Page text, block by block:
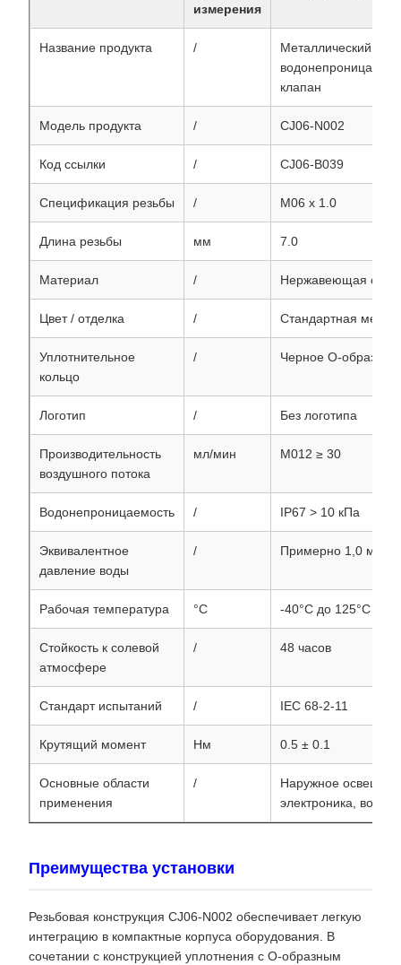
измерения
Название продукта /
Металлический
клапан
Модель продукта / CJ06-N002
Код ссылки / CJ06-B039
Спецификация резьбы / M06 x 1.0
Длина резьбы мм 7.0
Материал / Нержавеющая
Цвет / отделка / Стандартная
Уплотнительное
кольцо
/ Черное O-образное
Логотип / Без логотипа
Производительность
воздушного потока
мл/мин M012 ≥ 30
Водонепроницаемость / IP67 > 10 кПа
Эквивалентное
давление воды
/ Примерно 1,0 м
Рабочая температура °C -40°C до 125°C
Стойкость к солевой
атмосфере
/ 48 часов
Стандарт испытаний / IEC 68-2-11
Крутящий момент Нм 0.5 ± 0.1
Основные области
применения
/
Наружное
электроника,
Преимущества установки
Резьбовая конструкция CJ06-N002 обеспечивает легкую
интеграцию в компактные корпуса оборудования. В
сочетании с конструкцией уплотнения с O-образным